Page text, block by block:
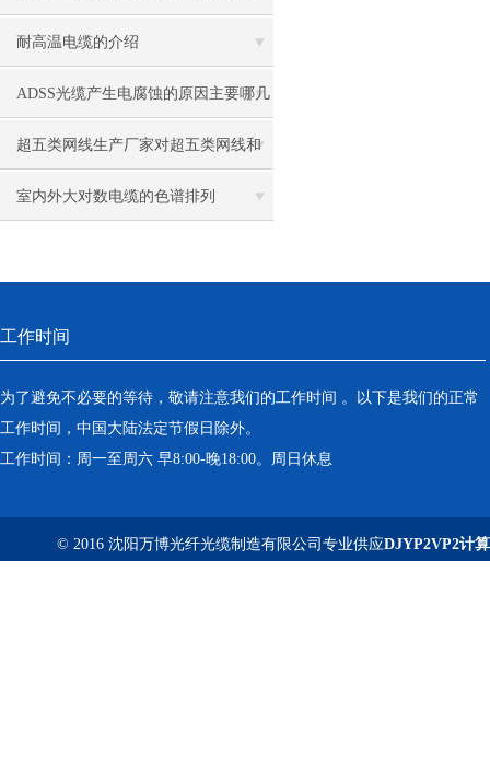
施工费用
耐高温电缆的介绍
ADSS光缆产生电腐蚀的原因主要哪几
种
超五类网线生产厂家对超五类网线和
六类网线的区别介绍
室内外大对数电缆的色谱排列
工作时间
为了避免不必要的等待，敬请注意我们的工作时间 。以下是我们的正常
工作时间，中国大陆法定节假日除外。
工作时间：周一至周六 早8:00-晚18:00。周日休息
© 2016 沈阳万博光纤光缆制造有限公司专业供应DJYP2VP2计